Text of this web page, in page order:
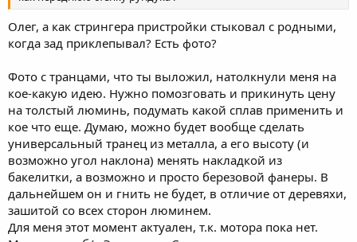
Олег, а как стрингера пристройки стыковал с родными,
когда зад приклепывал? Есть фото?
Фото с транцами, что ты выложил, натолкнули меня на
кое-какую идею. Нужно помозговать и прикинуть цену
на толстый люминь, подумать какой сплав применить и
кое что еще. Думаю, можно будет вообще сделать
универсальный транец из металла, а его высоту (и
возможно угол наклона) менять накладкой из
бакелитки, а возможно и просто березовой фанеры. В
дальнейшем он и гнить не будет, в отличие от деревяхи,
зашитой со всех сторон люминем.
Для меня этот момент актуален, т.к. мотора пока нет.